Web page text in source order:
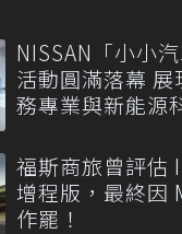
NISSAN「小小
活動圓滿落幕 展
務專業與新能源
福斯商旅曾評估
增程版，最終因
作罷！